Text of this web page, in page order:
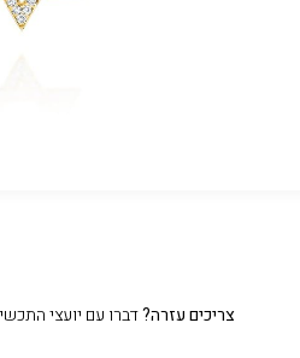
צריכים עזרה?דברו עם יועצי התכשיטים